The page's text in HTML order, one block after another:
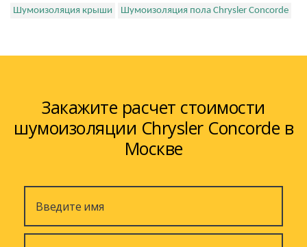
Шумоизоляция крыши
Шумоизоляция пола Chrysler Concorde
Закажите расчет стоимости
шумоизоляции Chrysler Concorde в
Москве